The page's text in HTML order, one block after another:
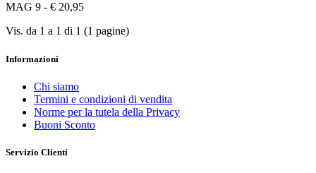
MAG 9 - € 20,95
Vis. da 1 a 1 di 1 (1 pagine)
Informazioni
Chi siamo
Termini e condizioni di vendita
Norme per la tutela della Privacy
Buoni Sconto
Servizio Clienti